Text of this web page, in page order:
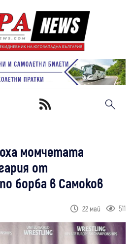
момчетата
от
борба в Самоков
22 май 511